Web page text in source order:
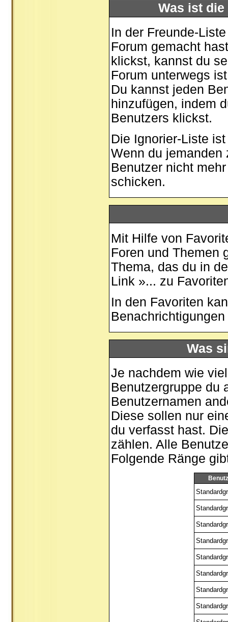
Was ist
In der Freunde-
Forum gemacht
klickst, kannst du
Forum unterwegs
Du kannst jeden
hinzufügen, indem
Benutzers klickst.
Die Ignorier-Liste
Wenn du jemanden
Benutzer nicht
schicken.
Mit Hilfe von
Foren und Themen
Thema, das du in
Link »... zu
In den Favoriten
Was
Je nachdem wie
Benutzergruppe du
Benutzernamen
Diese sollen nur
du verfasst hast.
zählen. Alle
Folgende Ränge